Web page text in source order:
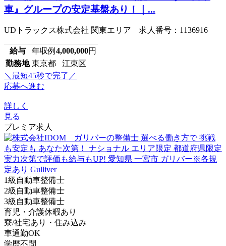
車』グループの安定基盤あり！｜...
UDトラックス株式会社 関東エリア 求人番号：1136916
給与 年収例 4,000,000円
勤務地 東京都 江東区
＼最短45秒で完了／
応募へ進む
詳しく
見る
プレミア求人
1級自動車整備士
2級自動車整備士
3級自動車整備士
育児・介護休暇あり
寮/社宅あり・住み込み
車通勤OK
学歴不問